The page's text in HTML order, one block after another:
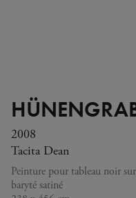
2008
Tacita Dean
Peinture pour tableau noir
baryté satiné